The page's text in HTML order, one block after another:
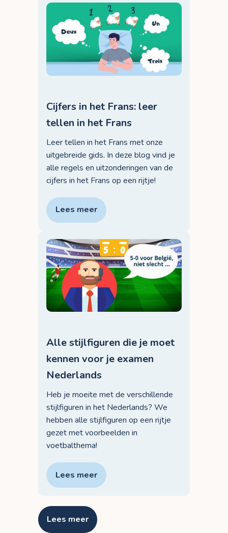
Cijfers in het Frans: leer
tellen in het Frans
Leer tellen in het Frans met onze
uitgebreide gids. In deze blog vind je
alle regels en uitzonderingen van de
cijfers in het Frans op een rijtje!
Lees meer
Alle stijlfiguren die je moet
kennen voor je examen
Nederlands
Heb je moeite met de verschillende
stijlfiguren in het Nederlands? We
hebben alle stijlfiguren op een rijtje
gezet met voorbeelden in
voetbalthema!
Lees meer
Lees meer